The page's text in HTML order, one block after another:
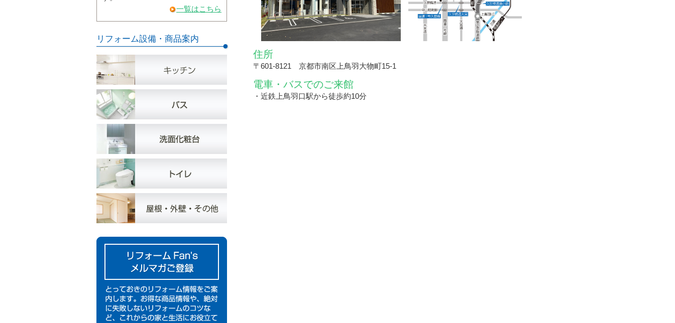
住所
〒 601-8121 京都市南区上鳥羽大物町15-1
電車・バスでのご来館
・ 近鉄上鳥羽口駅から徒歩約10分
一覧はこちら
リフォーム設備・商品案内